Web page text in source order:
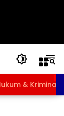
& Kriminal